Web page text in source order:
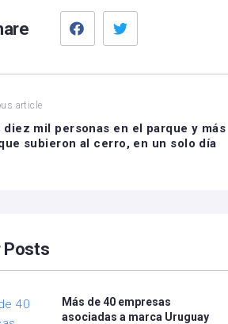
Facebook
article
diez mil personas en el parque y más
subieron al cerro, en un solo día
Posts
Más de 40 empresas
asociadas a marca Uruguay